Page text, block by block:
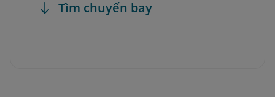
Tìm chuyến bay